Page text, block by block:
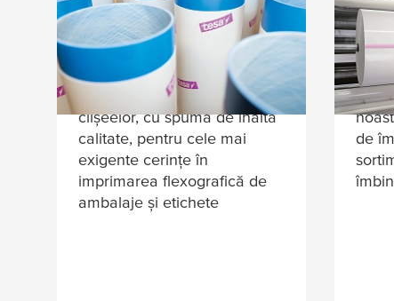
tesa® Softprint Benzi
din Spumă
tesa
® Benzile adezive
Softprint pentru montarea
clișeelor, cu spumă de înaltă
calitate, pentru cele mai
exigente cerințe în
imprimarea flexografică de
ambalaje și etichete
de